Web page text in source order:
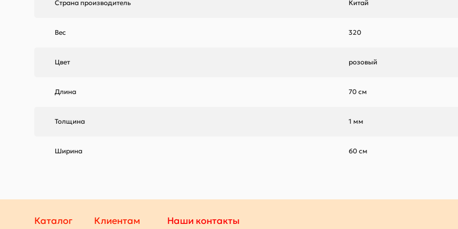
Страна производитель Китай
Вес 320
Цвет розовый
Длина 70 см
Толщина 1 мм
Ширина 60 см
Каталог Клиентам Наши контакты